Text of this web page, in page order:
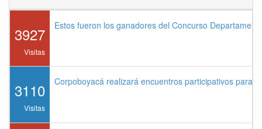
3927
Visitas
Estos fueron los ganadores del Concurso
3110
Visitas
Corpoboyacá realizará encuentros participativos para